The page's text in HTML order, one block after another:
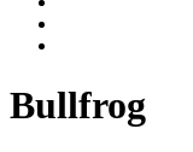
Bullfrog